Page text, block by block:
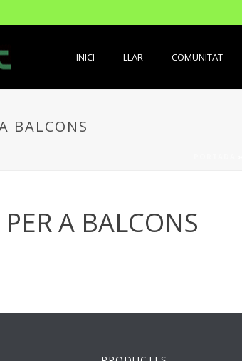
INICI LLAR COMUNITAT
BALCONS
A BALCONS